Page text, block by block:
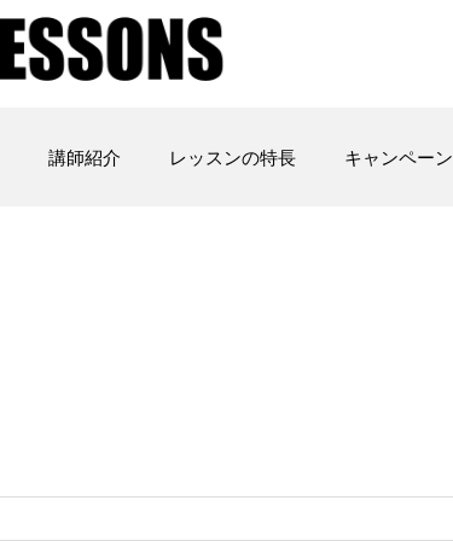
講師紹介 レッスンの特長 キャンペーン